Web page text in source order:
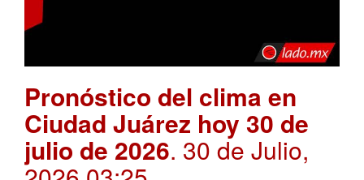
Pronóstico del clima en
Ciudad Juárez hoy 30 de
julio de 2026. 30 de Julio,